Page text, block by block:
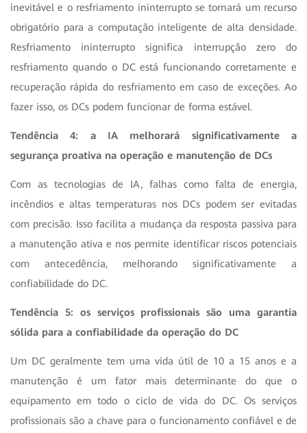
inevitável e o resfriamento ininterrupto se tornará um recurso
obrigatório para a computação inteligente de alta densidade.
Resfriamento ininterrupto significa interrupção zero do
resfriamento quando o DC está funcionando corretamente e
recuperação rápida do resfriamento em caso de exceções. Ao
fazer isso, os DCs podem funcionar de forma estável.
Tendência 4: a IA melhorará significativamente a
segurança proativa na operação e manutenção de DCs
Com as tecnologias de IA, falhas como falta de energia,
incêndios e altas temperaturas nos DCs podem ser evitadas
com precisão. Isso facilita a mudança da resposta passiva para
a manutenção ativa e nos permite identificar riscos potenciais
com antecedência, melhorando significativamente a
confiabilidade do DC.
Tendência 5: os serviços profissionais são uma garantia
sólida para a confiabilidade da operação do DC
Um DC geralmente tem uma vida útil de 10 a 15 anos e a
manutenção é um fator mais determinante do que o
equipamento em todo o ciclo de vida do DC. Os serviços
profissionais são a chave para o funcionamento confiável e de